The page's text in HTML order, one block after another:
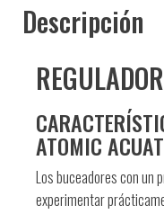
Descripción
ATOMIC
Los buceadores con un
experimentar